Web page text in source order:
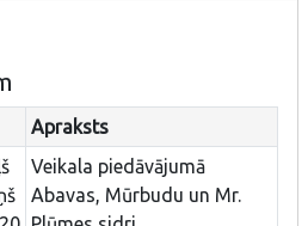
Apraksts
Veikala piedāvājumā
Abavas, Mūrbudu un Mr.